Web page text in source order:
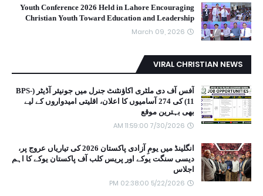
Youth Conference 2026 Held in Lahore Encouraging
Christian Youth Toward Education and Leadership
March 09, 2026
VIRAL CHRISTIAN NEWS
آفس آف دی ملٹری اکاؤنٹنٹ جنرل میں جونیئر آڈیٹر (BPS-
11) کی 274 آسامیوں کا اعلان، اقلیتی امیدواروں کے لیے
بھی بہترین موقع
7/30/2026 11:59:00 AM
انگلینڈ میں یومِ آزادی پاکستان 2026 کی تیاریاں عروج پر،
دیسی سنگت یوکے اور پریس کلب آف پاکستان یوکے کا اہم
اجلاس
5/22/2026 02:38:00 PM